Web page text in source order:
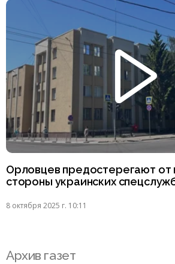
Орловцев предостерегают от
стороны украинских
8 октября 2025 г. 10:11
Архив газет